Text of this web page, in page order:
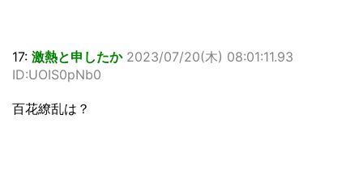
17: 激熱と申したか 2023/07/20(木) 08:01:11.93
ID:UOIS0pNb0
百花繚乱は？